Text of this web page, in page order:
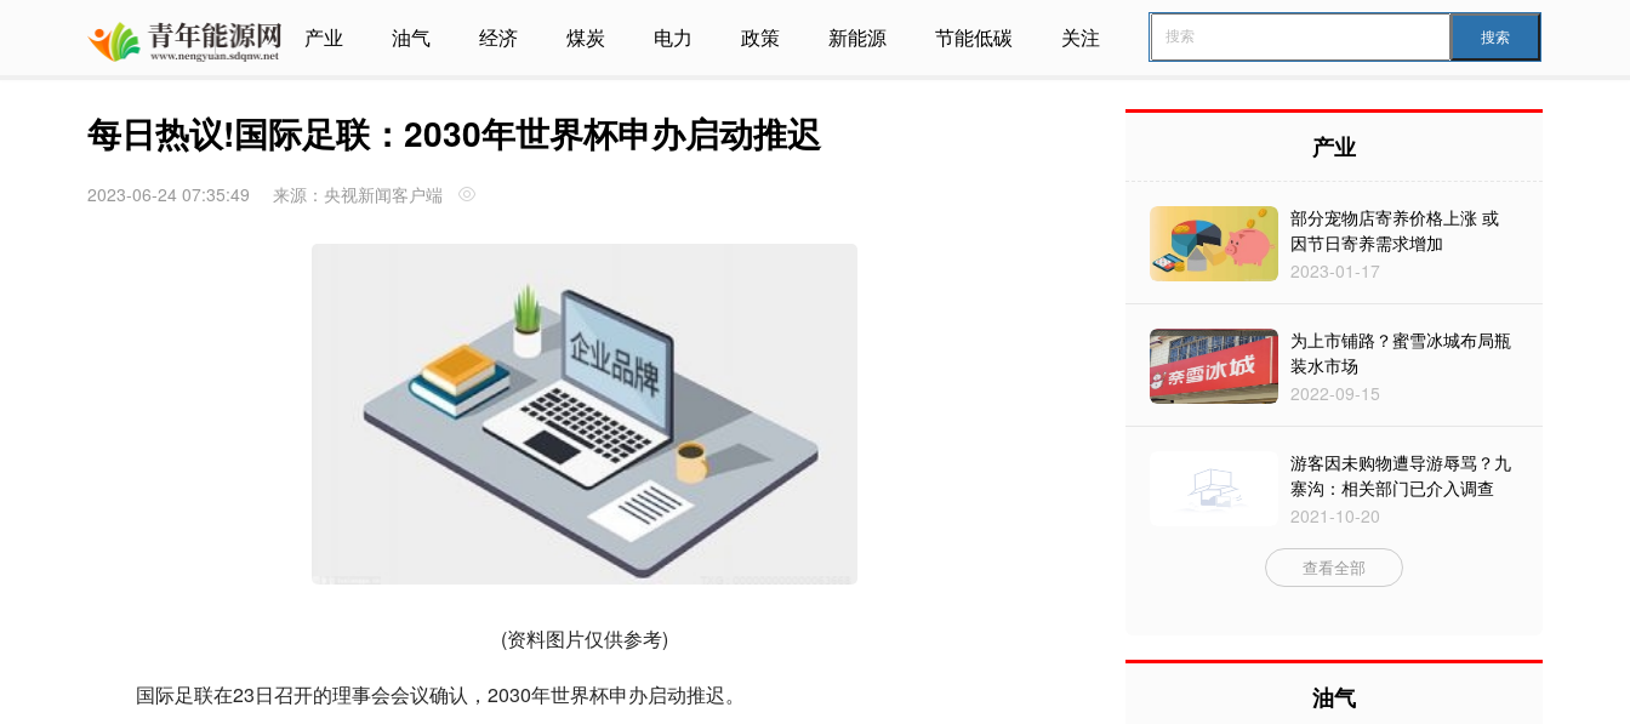
产业 油气 经济 煤炭 电力 政策 新能源 节能低碳 关注 搜索
每日热议!国际足联：2030年世界杯申办启动推迟
2023-06-24 07:35:49 来源：央视新闻客户端
(资料图片仅供参考)
国际足联在23日召开的理事会会议确认，2030年世界杯申办启动推迟。
产业
部分宠物店寄养价格上涨 或
因节日寄养需求增加
2023-01-17
为上市铺路？蜜雪冰城布局瓶
装水市场
2022-09-15
游客因未购物遭导游辱骂？九
寨沟：相关部门已介入调查
2021-10-20
查看全部
油气